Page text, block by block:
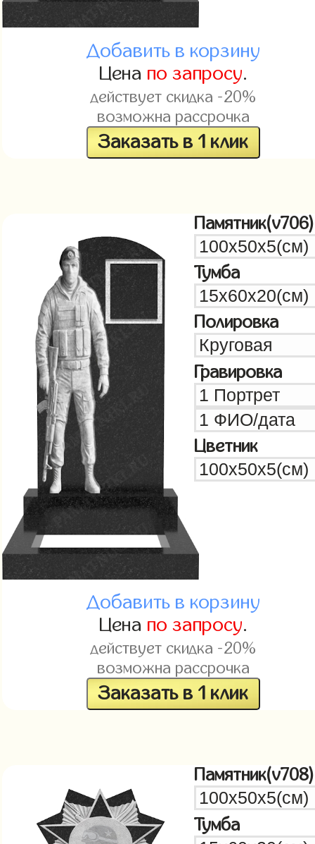
Добавить в корзину
Цена по запросу.
действует скидка -20%
возможна рассрочка
Заказать в 1 клик
Памятник(v706)
Тумба
Полировка
Гравировка
Цветник
Добавить в корзину
Цена по запросу.
действует скидка -20%
возможна рассрочка
Заказать в 1 клик
Памятник(v708)
Тумба